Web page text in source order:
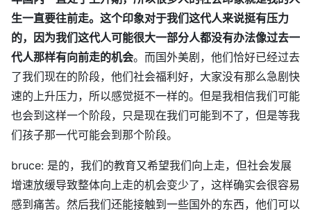
生一直要往前走。这个印象对于我们这代人来说挺有压力
的，因为我们这代人可能很大一部分人都没有办法像过去一
代人那样有向前走的机会。而国外美剧，他们恰好已经过去
了我们现在的阶段，他们社会福利好，大家没有那么急剧快
速的上升压力，所以感觉挺不一样的。但是我相信我们可能
也会到这样一个阶段，只是现在我们可能到不了，但是等我
们孩子那一代可能会到那个阶段。
bruce: 是的，我们的教育又希望我们向上走，但社会发展
增速放缓导致整体向上走的机会变少了，这样确实会很容易
感到痛苦。然后我们还能接触到一些国外的东西，他们可以